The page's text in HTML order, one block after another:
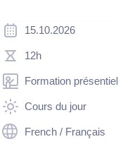
15.10.2026
12h
Formation
Cours du jour
French / Français